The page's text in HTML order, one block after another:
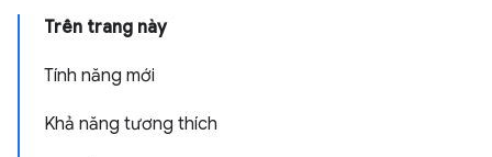
Trên trang này
Tính năng mới
Khả năng tương thích